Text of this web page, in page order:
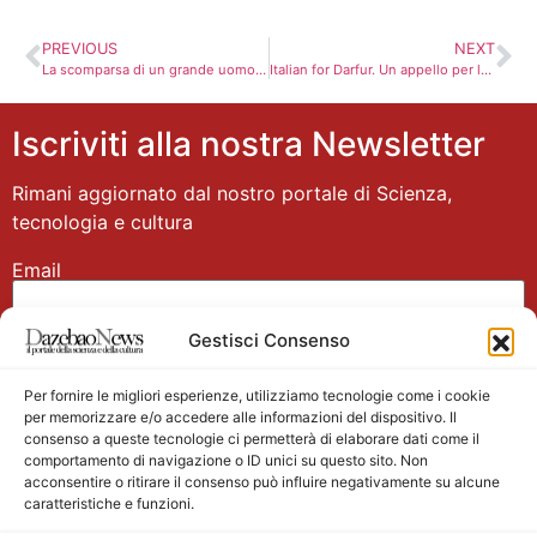
Gestisci Consenso
Per fornire le migliori esperienze, utilizziamo tecnologie come i cookie
per memorizzare e/o accedere alle informazioni del dispositivo. Il
consenso a queste tecnologie ci permetterà di elaborare dati come il
comportamento di navigazione o ID unici su questo sito. Non
acconsentire o ritirare il consenso può influire negativamente su alcune
caratteristiche e funzioni.
PREVIOUS
La scomparsa di un grande uomo: Walter Bonatti. VIDEO
NEXT
Italian for Darfur. Un appello per la liberazione di Francesco Azzarà
Iscriviti alla nostra Newsletter
Rimani aggiornato dal nostro portale di Scienza,
tecnologia e cultura
Email
Nome